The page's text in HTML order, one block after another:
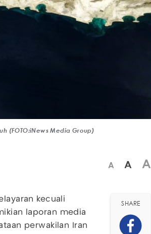
(FOTO:iNews Media Group)
A A A
kecuali
laporan media
perwakilan Iran
SHARE